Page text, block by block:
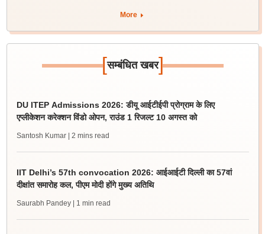
More
[सम्बंधित खबर]
DU ITEP Admissions 2026: डीयू आईटीईपी प्रोग्राम के लिए
एप्लीकेशन करेक्शन विंडो ओपन, राउंड 1 रिजल्ट 10 अगस्त को
Santosh Kumar | 2 mins read
IIT Delhi’s 57th convocation 2026: आईआईटी दिल्ली का 57वां
दीक्षांत समारोह कल, पीएम मोदी होंगे मुख्य अतिथि
Saurabh Pandey | 1 min read